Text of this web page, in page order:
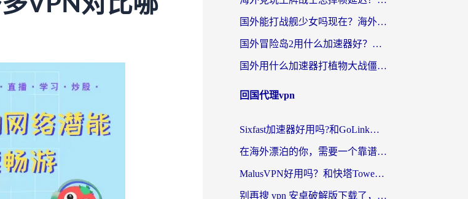
国外能打战舰少女吗现在？海外玩家的国服游戏加速终极指南
国外冒险岛2用什么加速器好？海外党国服游戏畅玩全攻略（附鸣潮哈利波特加速技巧）
国外用什么加速器打植物大战僵尸好？海外党国服游戏加速终极指南
回国代理vpn
Sixfast加速器好用吗?和GoLink加速器对比哪个回国效果更好?海外党亲测实用指南
在海外漂泊的你，需要一个靠谱的“回国机场”
MalusVPN好用吗？和快塔TowerFastVPN对比哪个回国效果更好？海外党亲测实用指南
别再搜 vpn 安卓破解版下载了，海外党回国上网的正确姿势在这里